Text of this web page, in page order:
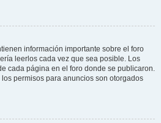
información importante sobre el foro
leerlos cada vez que sea posible. Los
cada página en el foro donde se publicaron.
permisos para anuncios son otorgados